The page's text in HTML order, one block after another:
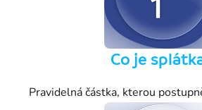
Co je
Pravidelná částka, kterou